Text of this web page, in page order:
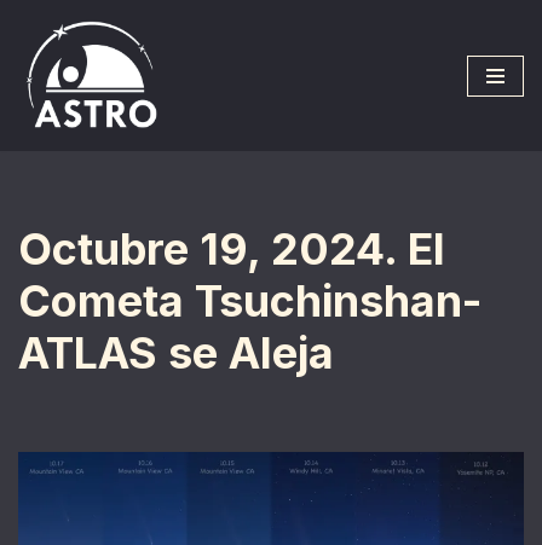
Saltar
al
contenido
Octubre 19, 2024. El
Cometa Tsuchinshan-
ATLAS se Aleja